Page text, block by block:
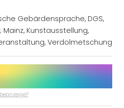
Gebärdensprache, DGS,
Mainz, Kunstausstellung,
, Verdolmetschung